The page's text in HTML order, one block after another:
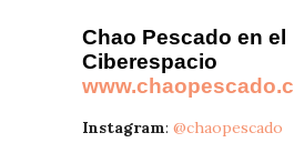
Chao Pescado en el
Ciberespacio
www.chaopescado.cl
Instagram: @chaopescado